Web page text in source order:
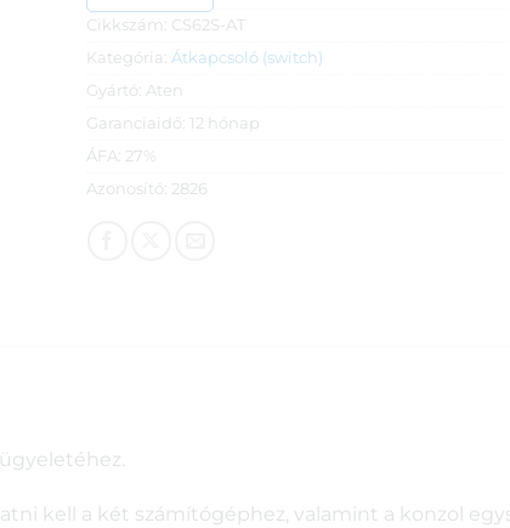
Cikkszám: CS62S-AT
Kategória: Átkapcsoló (switch)
Gyártó: Aten
Garanciaidő: 12 hónap
ÁFA: 27%
Azonosító: 2826
kell a két számítógéphez, valamint a konzol